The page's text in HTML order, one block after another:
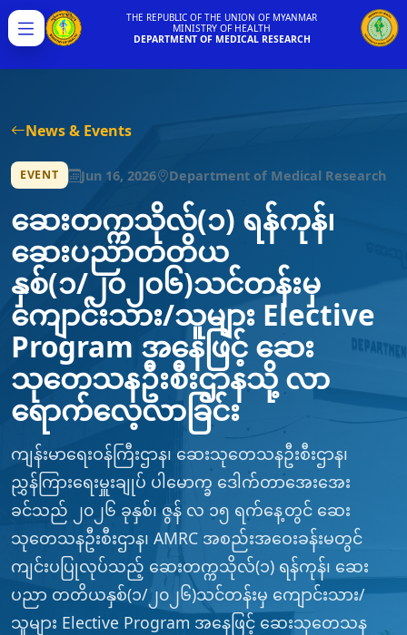
Menu
THE REPUBLIC OF THE UNION OF MYANMAR
MINISTRY OF HEALTH
DEPARTMENT OF MEDICAL RESEARCH
News & Events
EVENT Jun 16, 2026 Department of Medical Research
ဆေးတက္ကသိုလ်(၁) ရန်ကုန်၊
ဆေးပညာတတိယ
နှစ်(၁/၂၀၂၀၆)သင်တန်းမှ
ကျောင်းသား/သူများ Elective
Program အနေဖြင့် ဆေး
သုတေသနဦးစီးဌာနသို့ လာ
ရောက်လေ့လာခြင်း
ကျန်းမာရေးဝန်ကြီးဌာန၊ ဆေးသုတေသနဦးစီးဌာန၊
ညွှန်ကြားရေးမှူးချုပ် ပါမောက္ခ ဒေါက်တာအေးအေး
ခင်သည် ၂၀၂၆ ခုနှစ်၊ ဇွန် လ ၁၅ ရက်နေ့တွင် ဆေး
သုတေသနဦးစီးဌာန၊ AMRC အစည်းအဝေးခန်းမတွင်
ကျင်းပပြုလုပ်သည့် ဆေးတက္ကသိုလ်(၁) ရန်ကုန်၊ ဆေး
ပညာ တတိယနှစ်(၁/၂၀၂၆)သင်တန်းမှ ကျောင်းသား/
သူများ Elective Program အနေဖြင့် ဆေးသုတေသန